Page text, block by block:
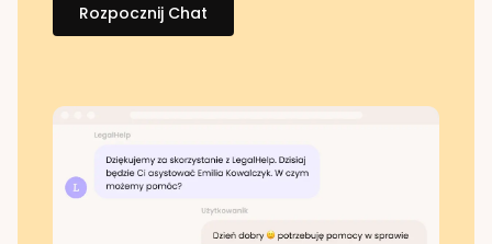
Rozpocznij Chat